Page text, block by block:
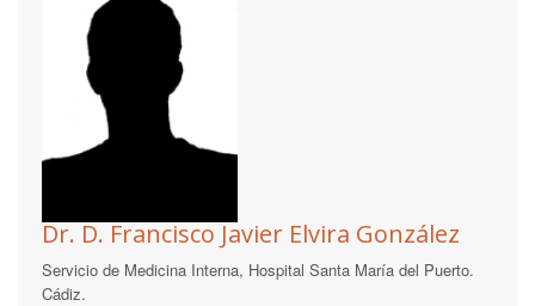
Dr. D. Francisco Javier Elvira González
Servicio de Medicina Interna, Hospital Santa María del Puerto.
Cádiz.